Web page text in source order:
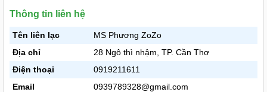
Thông tin liên hệ
Tên liên lạc
MS Phương ZoZo
Địa chỉ
28 Ngô thì nhậm, TP. Cần Thơ
Điện thoại
0919211611
Email
0939789328@gmail.com